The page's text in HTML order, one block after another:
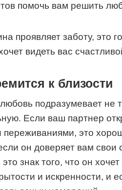
помочь вам решить
проявляет заботу, это
видеть вас
к близости
подразумевает не
Если ваш партнер
переживаниями, это
он доверяет вам свои
знак того, что он
и искренности, и